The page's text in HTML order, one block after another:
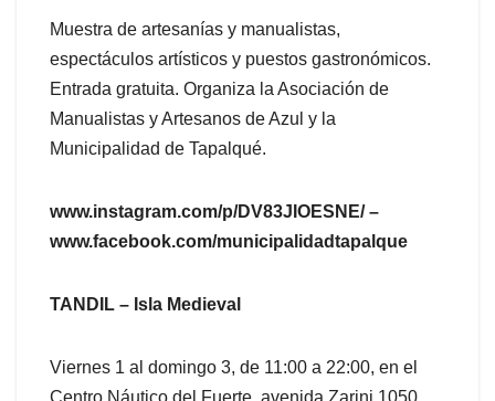
Muestra de artesanías y manualistas,
espectáculos artísticos y puestos gastronómicos.
Entrada gratuita. Organiza la Asociación de
Manualistas y Artesanos de Azul y la
Municipalidad de Tapalqué.
www.instagram.com/p/DV83JIOESNE/ –
www.facebook.com/municipalidadtapalque
TANDIL – Isla Medieval
Viernes 1 al domingo 3, de 11:00 a 22:00, en el
Centro Náutico del Fuerte, avenida Zarini 1050.